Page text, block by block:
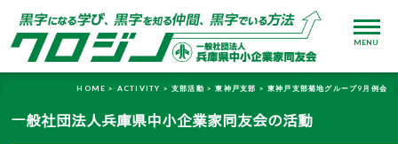
MENU
HOME > ACTIVITY > 支部活動 >東神戸支部 > 東神戸支部菊地グループ9月例会
一般社団法人兵庫県中小企業家同友会の活動